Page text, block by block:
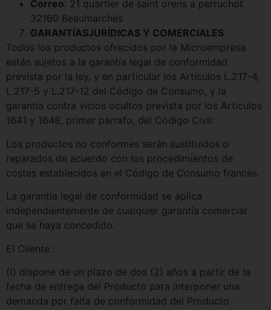
Correo: 21 quartier de saint orens a perruchot
32160 Beaumarchès
GARANTÍASJURÍDICAS Y COMERCIALES
Todos los productos ofrecidos por la Microempresa
están sujetos a la garantía legal de conformidad
prevista por la ley, y en particular los Artículos L.217-4,
L.217-5 y L.217-12 del Código de Consumo, y la
garantía contra vicios ocultos prevista por los Artículos
1641 y 1648, primer párrafo, del Código Civil:
Los productos no conformes serán sustituidos o
reparados de acuerdo con los procedimientos de
costes establecidos en el Código de Consumo francés.
La garantía legal de conformidad se aplica
independientemente de cualquier garantía comercial
que se haya concedido.
El Cliente :
(i) dispone de un plazo de dos (2) años a partir de la
fecha de entrega del Producto para interponer una
demanda por falta de conformidad del Producto